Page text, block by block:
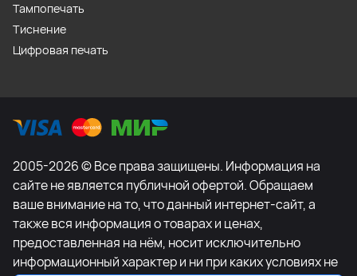
Тампопечать
Тиснение
Цифровая печать
2005-2026 © Все права защищены. Информация на
сайте не является публичной офертой. Обращаем
ваше внимание на то, что данный интернет-сайт, а
также вся информация о товарах и ценах,
предоставленная на нём, носит исключительно
информационный характер и ни при каких условиях не